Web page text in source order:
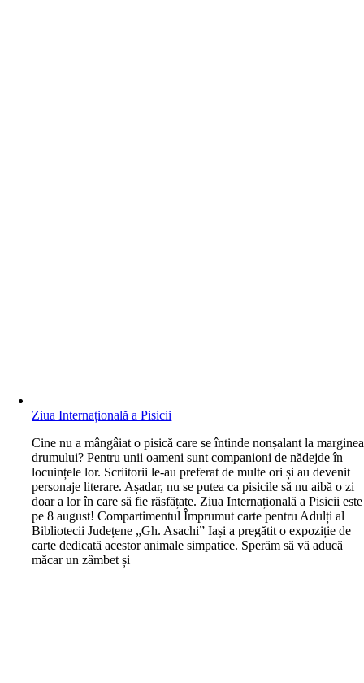
Ziua Internațională a Pisicii
Cine nu a mângâiat o pisică care se întinde nonșalant la marginea
drumului? Pentru unii oameni sunt companioni de nădejde în
locuințele lor. Scriitorii le-au preferat de multe ori și au devenit
personaje literare. Așadar, nu se putea ca pisicile să nu aibă o zi
doar a lor în care să fie răsfățate. Ziua Internațională a Pisicii este
pe 8 august! Compartimentul Împrumut carte pentru Adulți al
Bibliotecii Județene „Gh. Asachi” Iași a pregătit o expoziție de
carte dedicată acestor animale simpatice. Sperăm să vă aducă
măcar un zâmbet și